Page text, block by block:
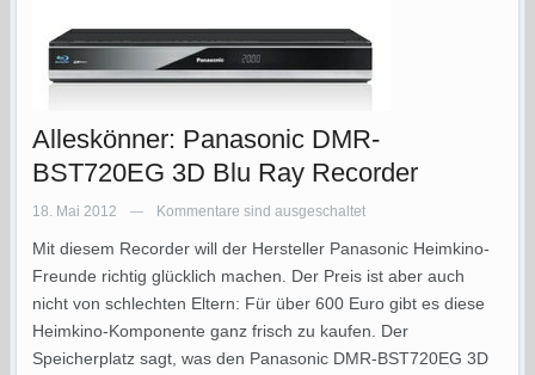
Alleskönner: Panasonic DMR-
BST720EG 3D Blu Ray Recorder
18. Mai 2012 — Kommentare sind ausgeschaltet
Mit diesem Recorder will der Hersteller Panasonic Heimkino-
Freunde richtig glücklich machen. Der Preis ist aber auch
nicht von schlechten Eltern: Für über 600 Euro gibt es diese
Heimkino-Komponente ganz frisch zu kaufen. Der
Speicherplatz sagt, was den Panasonic DMR-BST720EG 3D